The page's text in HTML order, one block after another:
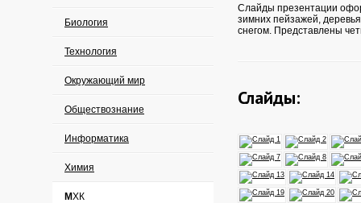
Биология
Технология
Окружающий мир
Обществознание
Информатика
Химия
МХК
Слайды презентации
зимних пейзажей,
снегом. Представлены
Слайды: